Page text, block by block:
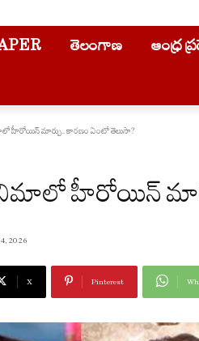
తెలంగాణ ఆంధ్ర
హీరోయిన్ మార్పు.. కారణం ఏంటో తెలుసా?
హీరోయిన్
2026
X Pinterest